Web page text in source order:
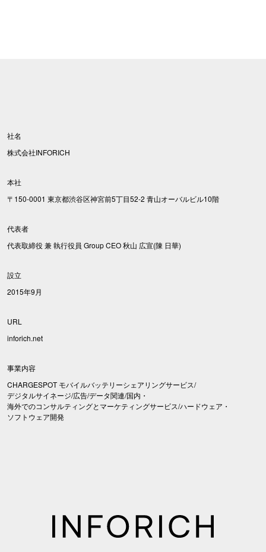
社名
株式会社INFORICH
本社
〒150-0001 東京都渋谷区神宮前5丁目52-2 青山オーバルビル10階
代表者
代表取締役 兼 執行役員 Group CEO 秋山 広宣(陳 日華)
設立
2015年9月
URL
inforich.net
事業内容
CHARGESPOT モバイルバッテリーシェアリングサービス/
デジタルサイネージ/広告/データ関連/国内・
海外でのコンサルティングとマーケティングサービス/ハードウェア・
ソフトウェア開発